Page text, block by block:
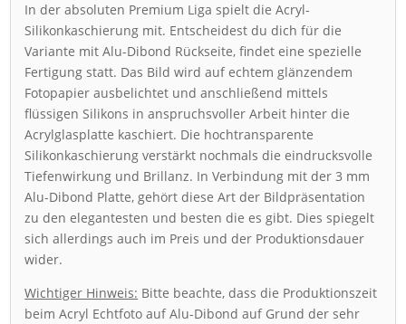
In der absoluten Premium Liga spielt die Acryl-
Silikonkaschierung mit. Entscheidest du dich für die
Variante mit Alu-Dibond Rückseite, findet eine spezielle
Fertigung statt. Das Bild wird auf echtem glänzendem
Fotopapier ausbelichtet und anschließend mittels
flüssigen Silikons in anspruchsvoller Arbeit hinter die
Acrylglasplatte kaschiert. Die hochtransparente
Silikonkaschierung verstärkt nochmals die eindrucksvolle
Tiefenwirkung und Brillanz. In Verbindung mit der 3 mm
Alu-Dibond Platte, gehört diese Art der Bildpräsentation
zu den elegantesten und besten die es gibt. Dies spiegelt
sich allerdings auch im Preis und der Produktionsdauer
wider.
Wichtiger Hinweis: Bitte beachte, dass die Produktionszeit
beim Acryl Echtfoto auf Alu-Dibond auf Grund der sehr